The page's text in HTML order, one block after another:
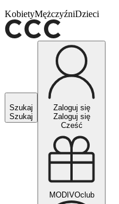
KobietyMężczyźniDzieci
Szukaj
Szukaj
Zaloguj się
Zaloguj się
Cześć
MODIVOclub